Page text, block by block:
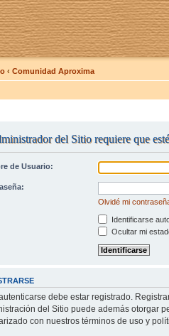
‹ Comunidad Aproxima
del Sitio requiere que
de Usuario:
Olvidé mi
Identificarse
Ocultar mi
debe estar registrado.
del Sitio puede además otorgar
con nuestros términos de uso y